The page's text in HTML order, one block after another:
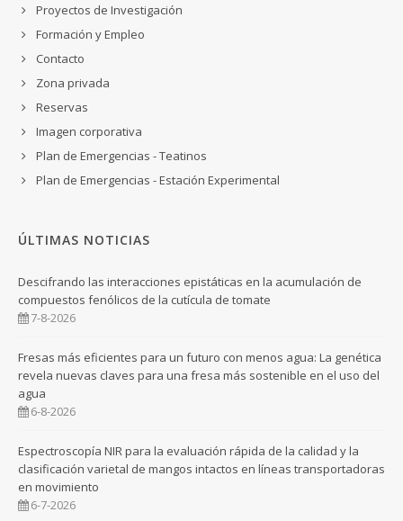
Proyectos de Investigación
Formación y Empleo
Contacto
Zona privada
Reservas
Imagen corporativa
Plan de Emergencias - Teatinos
Plan de Emergencias - Estación Experimental
ÚLTIMAS NOTICIAS
Descifrando las interacciones epistáticas en la acumulación de
compuestos fenólicos de la cutícula de tomate
7-8-2026
Fresas más eficientes para un futuro con menos agua: La genética
revela nuevas claves para una fresa más sostenible en el uso del
agua
6-8-2026
Espectroscopía NIR para la evaluación rápida de la calidad y la
clasificación varietal de mangos intactos en líneas transportadoras
en movimiento
6-7-2026